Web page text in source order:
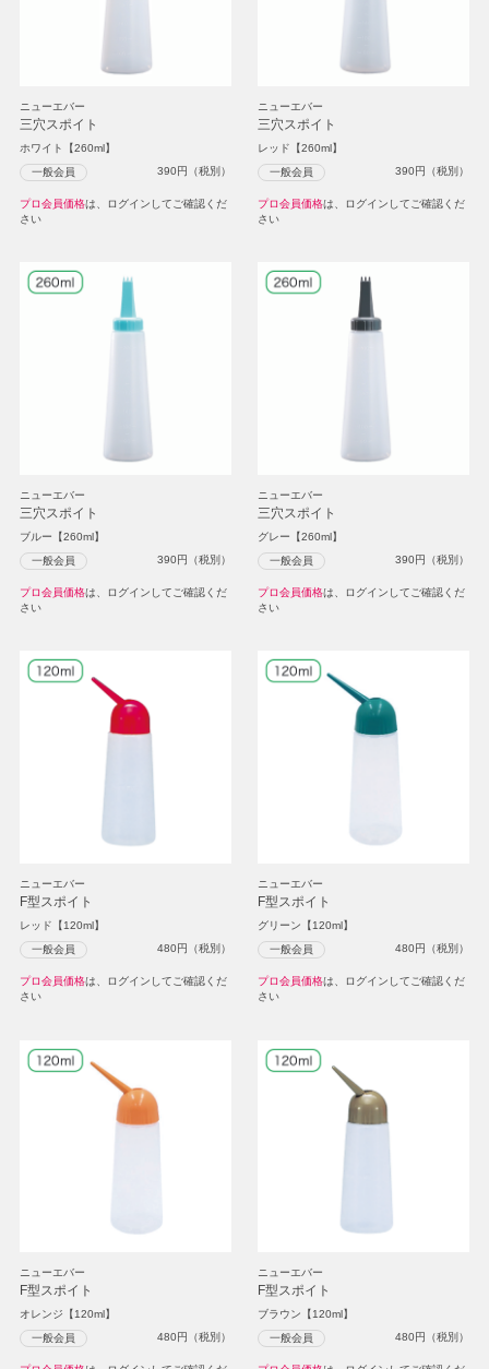
ニューエバー
三穴スポイト
ホワイト【260ml】
一般会員 390円（税別）
プロ会員価格は、ログインしてご確認くだ
さい
ニューエバー
三穴スポイト
レッド【260ml】
一般会員 390円（税別）
プロ会員価格は、ログインしてご確認くだ
さい
ニューエバー
三穴スポイト
ブルー【260ml】
一般会員 390円（税別）
プロ会員価格は、ログインしてご確認くだ
さい
ニューエバー
三穴スポイト
グレー【260ml】
一般会員 390円（税別）
プロ会員価格は、ログインしてご確認くだ
さい
ニューエバー
F型スポイト
レッド【120ml】
一般会員 480円（税別）
プロ会員価格は、ログインしてご確認くだ
さい
ニューエバー
F型スポイト
グリーン【120ml】
一般会員 480円（税別）
プロ会員価格は、ログインしてご確認くだ
さい
ニューエバー
F型スポイト
オレンジ【120ml】
一般会員 480円（税別）
ニューエバー
F型スポイト
ブラウン【120ml】
一般会員 480円（税別）